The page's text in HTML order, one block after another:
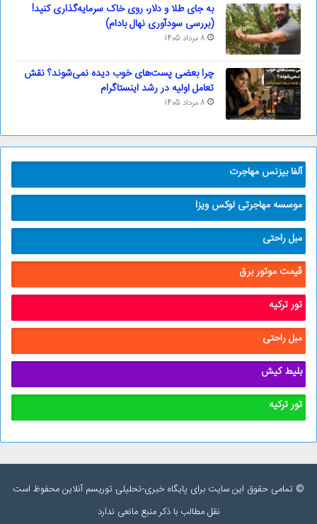
به جای طلا و دلار، روی خاک سرمایه‌گذاری کنید!
(بررسی سودآوری نهال بادام)
8 مرداد 1405
چرا بعضی پست‌های خوب دیده نمی‌شوند؟ نقش
تعامل اولیه در رشد اینستاگرام
8 مرداد 1405
آلفا بیزنس مهاجرت
موسسه مهاجرتی لوکس ویزا
مبل راحتی
قیمت موتور برق
تور ترکیه
مبل راحتی
بلیط کیش
تور ترکیه
© تمامی حقوق این سایت برای پایگاه خبری-تحلیلی توریسم آنلاین محفوظ است
نقل مطالب با ذکر منبع مانعی ندارد